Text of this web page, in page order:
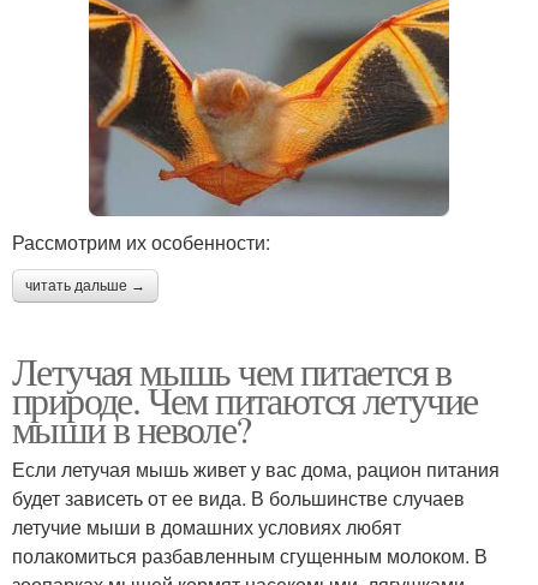
Рассмотрим их особенности:
читать дальше →
Летучая мышь чем питается в
природе. Чем питаются летучие
мыши в неволе?
Если летучая мышь живет у вас дома, рацион питания
будет зависеть от ее вида. В большинстве случаев
летучие мыши в домашних условиях любят
полакомиться разбавленным сгущенным молоком. В